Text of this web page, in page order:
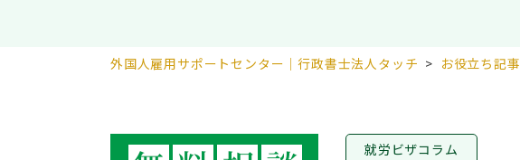
外国人雇用サポートセンター｜行政書士法人タッチ > お役立ち記事
就労ビザコラム